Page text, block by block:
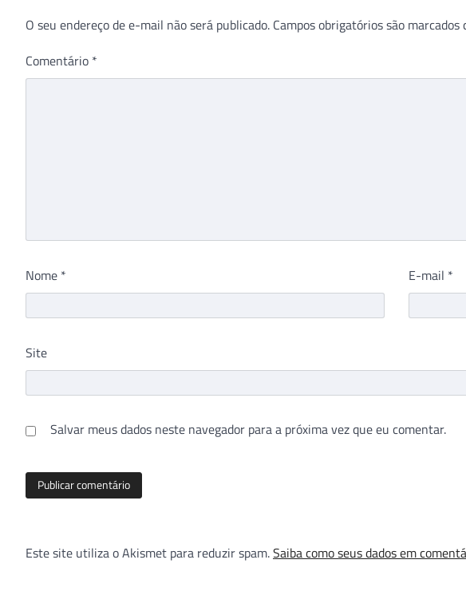
O seu endereço de e-mail não será publicado. Campos obrigatórios são marcados
Comentário *
Nome * E-mail *
Site
Salvar meus dados neste navegador para a próxima vez que eu comentar.
Este site utiliza o Akismet para reduzir spam.Saiba como seus dados em